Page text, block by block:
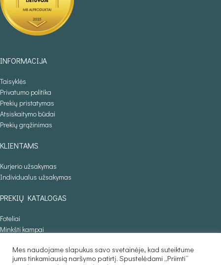
INFORMACIJA
Taisyklės
Privatumo politika
Prekių pristatymas
Atsiskaitymo būdai
Prekių grąžinimas
KLIENTAMS
Kurjerio užsakymas
Individualus užsakymas
PREKIŲ KATALOGAS
Foteliai
Minkšti kampai
Sofos lovos
Stalai
Mes naudojame slapukus savo svetainėje, kad suteiktume
jums tinkamiausią naršymo patirtį. Spustelėdami „Priimti“